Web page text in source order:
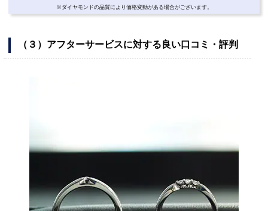
※ダイヤモンドの品質により価格変動がある場合がございます。
（３）アフターサービスに対する良い口コミ・評判